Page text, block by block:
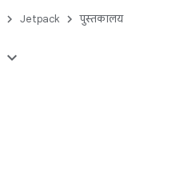
Jetpack पुस्तकालय